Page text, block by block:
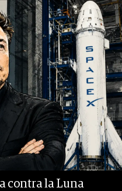
contra la Luna